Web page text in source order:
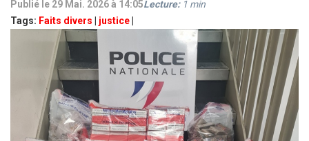
Publié le 29 Mai. 2026 à 14:05
Tags: Faits divers justice
Lecture: 1 min